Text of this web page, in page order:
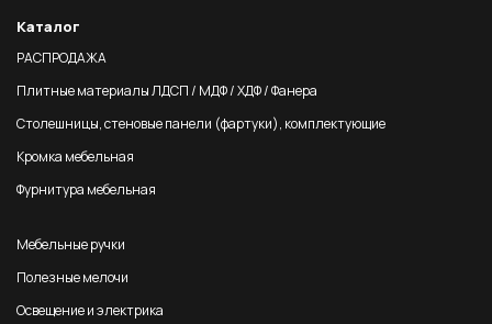
Каталог
РАСПРОДАЖА
Плитные материалы ЛДСП / МДФ / ХДФ / Фанера
Столешницы, стеновые панели (фартуки), комплектующие
Кромка мебельная
Фурнитура мебельная
Мебельные ручки
Полезные мелочи
Освещение и электрика